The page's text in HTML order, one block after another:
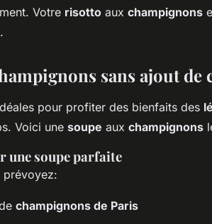
Votre risotto aux champignons
sans ajout de
pour profiter des bienfaits des
Voici une soupe aux champignons
une soupe parfaite
prévoyez:
champignons de Paris